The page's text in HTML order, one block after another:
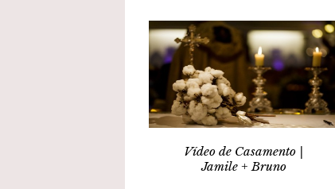
Vídeo de Casamento |
Jamile + Bruno